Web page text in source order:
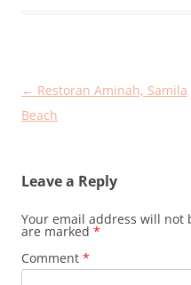
Post
navigation
← Restoran Aminah, Samila
Beach
Leave a Reply
Your email address will not
are marked *
Comment *